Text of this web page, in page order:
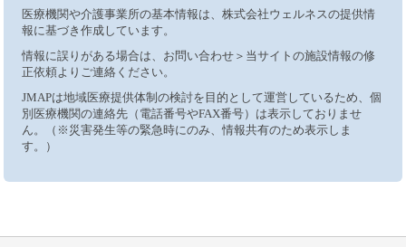
医療機関や介護事業所の基本情報は、株式会社ウェルネスの提供情
報に基づき作成しています。
情報に誤りがある場合は、お問い合わせ＞当サイトの施設情報の修
正依頼よりご連絡ください。
JMAPは地域医療提供体制の検討を目的として運営しているため、個
別医療機関の連絡先（電話番号やFAX番号）は表示しておりませ
ん。（※災害発生等の緊急時にのみ、情報共有のため表示しま
す。）